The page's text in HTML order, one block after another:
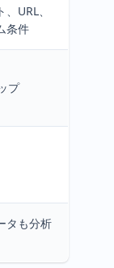
URL、
条件
プ
タも分析